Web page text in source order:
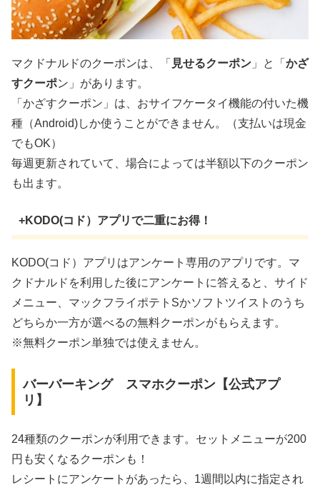
マクドナルドのクーポンは、「 見せるクーポン 」と「 かざ
すクーポン」があります。
「かざすクーポン」は、おサイフケータイ機能の付いた機
種（Android)しか使うことができません。（支払いは現金
でもOK）
毎週更新されていて、場合によっては半額以下のクーポン
も出ます。
+KODO(コド）アプリで二重にお得！
KODO(コド）アプリはアンケート専用のアプリです。マ
クドナルドを利用した後にアンケートに答えると、サイド
メニュー、マックフライポテトSかソフトツイストのうち
どちらか一方が選べるの無料クーポンがもらえます。
※無料クーポン単独では使えません。
バーバーキング スマホクーポン【公式アプ
リ】
24種類のクーポンが利用できます。セットメニューが200
円も安くなるクーポンも！
レシートにアンケートがあったら、1週間以内に指定され